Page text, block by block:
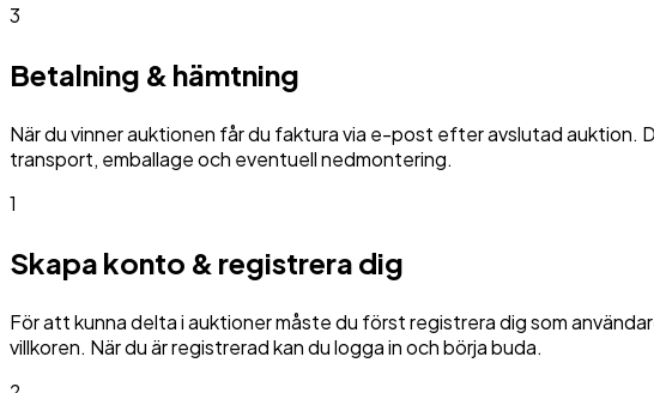
3
Betalning & hämtning
När du vinner auktionen får du faktura via e-post efter avslutad auktion.
transport, emballage och eventuell nedmontering.
1
Skapa konto & registrera dig
För att kunna delta i auktioner måste du först registrera dig som
villkoren. När du är registrerad kan du logga in och börja buda.